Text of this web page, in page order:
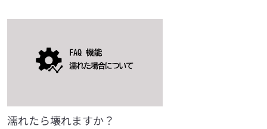
濡れたら壊れますか？